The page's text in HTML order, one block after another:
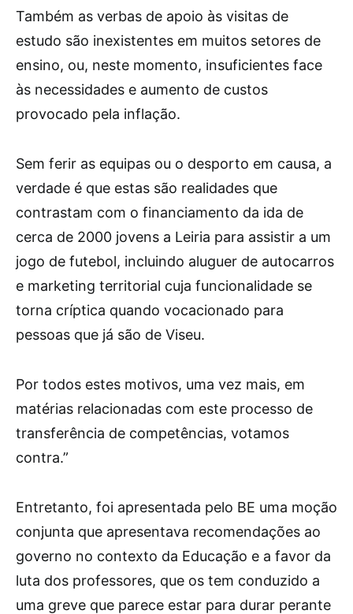
Também as verbas de apoio às visitas de
estudo são inexistentes em muitos setores de
ensino, ou, neste momento, insuficientes face
às necessidades e aumento de custos
provocado pela inflação.
Sem ferir as equipas ou o desporto em causa, a
verdade é que estas são realidades que
contrastam com o financiamento da ida de
cerca de 2000 jovens a Leiria para assistir a um
jogo de futebol, incluindo aluguer de autocarros
e marketing territorial cuja funcionalidade se
torna críptica quando vocacionado para
pessoas que já são de Viseu.
Por todos estes motivos, uma vez mais, em
matérias relacionadas com este processo de
transferência de competências, votamos
contra.”
Entretanto, foi apresentada pelo BE uma moção
conjunta que apresentava recomendações ao
governo no contexto da Educação e a favor da
luta dos professores, que os tem conduzido a
uma greve que parece estar para durar perante